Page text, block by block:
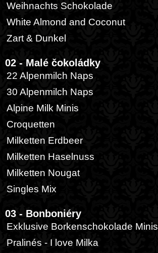
Weihnachts Schokolade
White Almond and Coconut
Zart & Dunkel
02 - Malé čokoládky
22 Alpenmilch Naps
30 Alpenmilch Naps
Alpine Milk Minis
Croquetten
Milketten Erdbeer
Milketten Haselnuss
Milketten Nougat
Singles Mix
03 - Bonboniéry
Exklusive Borkenschokolade Minis
Pralinés - I love Milka